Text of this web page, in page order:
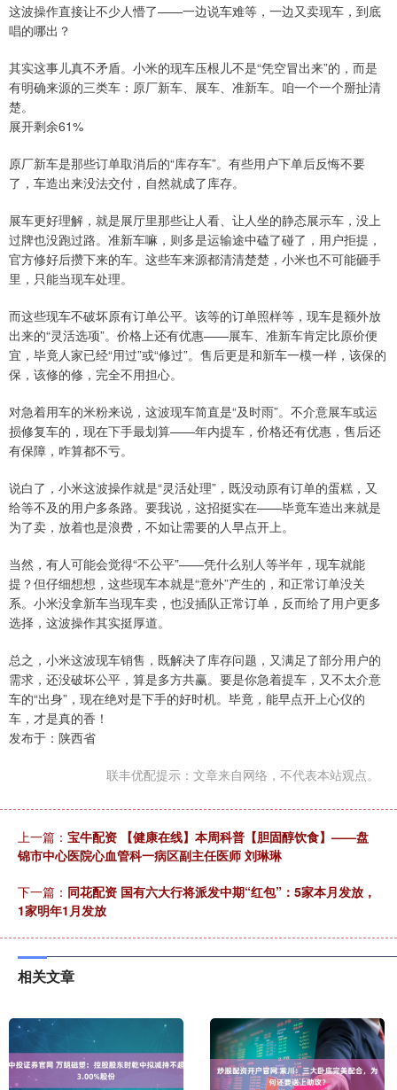
这波操作直接让不少人懵了——一边说车难等，一边又卖现车，到底
唱的哪出？
其实这事儿真不矛盾。小米的现车压根儿不是“凭空冒出来”的，而是
有明确来源的三类车：原厂新车、展车、准新车。咱一个一个掰扯清
楚。
展开剩余61%
原厂新车是那些订单取消后的“库存车”。有些用户下单后反悔不要
了，车造出来没法交付，自然就成了库存。
展车更好理解，就是展厅里那些让人看、让人坐的静态展示车，没上
过牌也没跑过路。准新车嘛，则多是运输途中磕了碰了，用户拒提，
官方修好后攒下来的车。这些车来源都清清楚楚，小米也不可能砸手
里，只能当现车处理。
而这些现车不破坏原有订单公平。该等的订单照样等，现车是额外放
出来的“灵活选项”。价格上还有优惠——展车、准新车肯定比原价便
宜，毕竟人家已经“用过”或“修过”。售后更是和新车一模一样，该保的
保，该修的修，完全不用担心。
对急着用车的米粉来说，这波现车简直是“及时雨”。不介意展车或运
损修复车的，现在下手最划算——年内提车，价格还有优惠，售后还
有保障，咋算都不亏。
说白了，小米这波操作就是“灵活处理”，既没动原有订单的蛋糕，又
给等不及的用户多条路。要我说，这招挺实在——毕竟车造出来就是
为了卖，放着也是浪费，不如让需要的人早点开上。
当然，有人可能会觉得“不公平”——凭什么别人等半年，现车就能
提？但仔细想想，这些现车本就是“意外”产生的，和正常订单没关
系。小米没拿新车当现车卖，也没插队正常订单，反而给了用户更多
选择，这波操作其实挺厚道。
总之，小米这波现车销售，既解决了库存问题，又满足了部分用户的
需求，还没破坏公平，算是多方共赢。要是你急着提车，又不太介意
车的“出身”，现在绝对是下手的好时机。毕竟，能早点开上心仪的
车，才是真的香！
发布于：陕西省
联丰优配提示：文章来自网络，不代表本站观点。
上一篇： 宝牛配资 【健康在线】本周科普【胆固醇饮食】——盘
锦市中心医院心血管科一病区副主任医师 刘琳琳
下一篇： 同花配资 国有六大行将派发中期“红包”：5家本月发放，
1家明年1月发放
相关文章